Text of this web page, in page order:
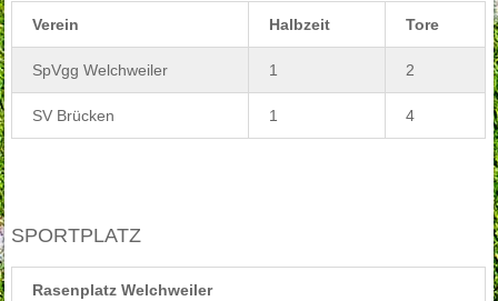
Verein Halbzeit Tore
SpVgg Welchweiler 1 2
SV Brücken 1 4
SPORTPLATZ
Rasenplatz Welchweiler